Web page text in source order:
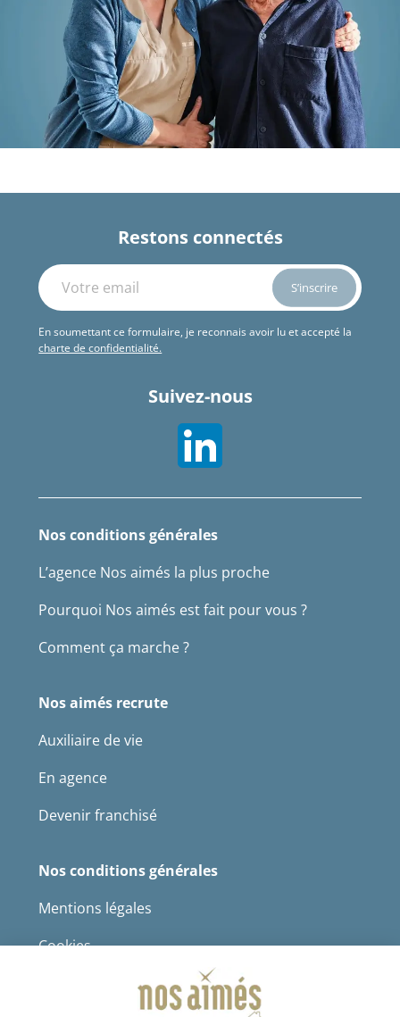
Restons connectés
En soumettant ce formulaire, je reconnais avoir lu et accepté la
charte de confidentialité.
Suivez-nous
Nos conditions générales
L’agence Nos aimés la plus proche
Pourquoi Nos aimés est fait pour vous ?
Comment ça marche ?
Nos aimés recrute
Auxiliaire de vie
En agence
Devenir franchisé
Nos conditions générales
Mentions légales
Cookies
Protection des données à caractère personnel